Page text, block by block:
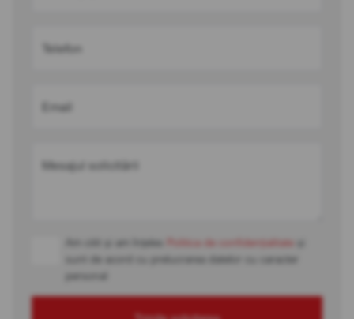
Telefon
Email
Mesajul solicitării
Am citit și am înțeles Politica de confidențialitate
sunt de acord cu prelucrarea datelor cu caracter
personal